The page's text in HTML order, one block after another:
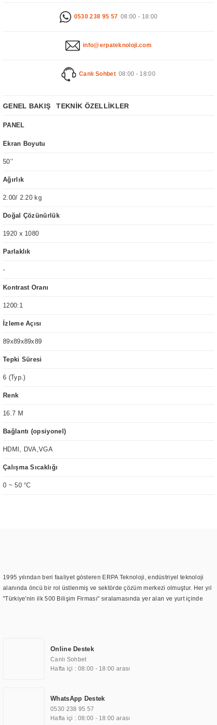
0530 238 95 57 08:00 - 18:00
info@erpateknoloji.com
Canlı Sohbet 08:00 - 18:00
GENEL BAKIŞ TEKNİK ÖZELLİKLER
PANEL
Ekran Boyutu
50’’
Ağırlık
2.00/ 2.20 kg
Doğal Çözünürlük
1920 x 1080
Parlaklık
-
Kontrast Oranı
1200:1
İzleme Açısı
89x89x89x89
Tepki Süresi
6 (Typ.)
Renk
16.7 M
Bağlantı (opsiyonel)
HDMI, DVA,VGA
Çalışma Sıcaklığı
0 ~ 50 °C
1995 yılından beri faaliyet gösteren ERPA Teknoloji, endüstriyel teknoloji
alanında öncü bir rol üstlenmiş ve sektörde çözüm merkezi olmuştur. Her yıl
"Türkiye'nin ilk 500 Bilişim Firması" sıralamasında yer alan ve yurt içinde
TOCHI markası altında kendi ürettiği ürünlerde kullanmıştır. Günümüzde
TOCHI; videowall, digital signage, kiosk, totem, akıllı durak ekranı, araç içi
ekran, asansör ekranı, digital menüboard, marin ekran, medikal ekran,
ekranları, endüstriyel ekranlar, kapı önü bilgi ekranları, panel PC,
endüstriyel Panel PC, mini PC, endüstriyel mini PC ve akıllı bina sistemleri
gibi çözümleri 4.5" ile 110” boyutları arasında üretebilirken, ayrıca standart
Online Destek
Canlı Sohbet
Hafta içi : 08:00 - 18:00 arası
WhatsApp Destek
0530 238 95 57
Hafta içi : 08:00 - 18:00 arası